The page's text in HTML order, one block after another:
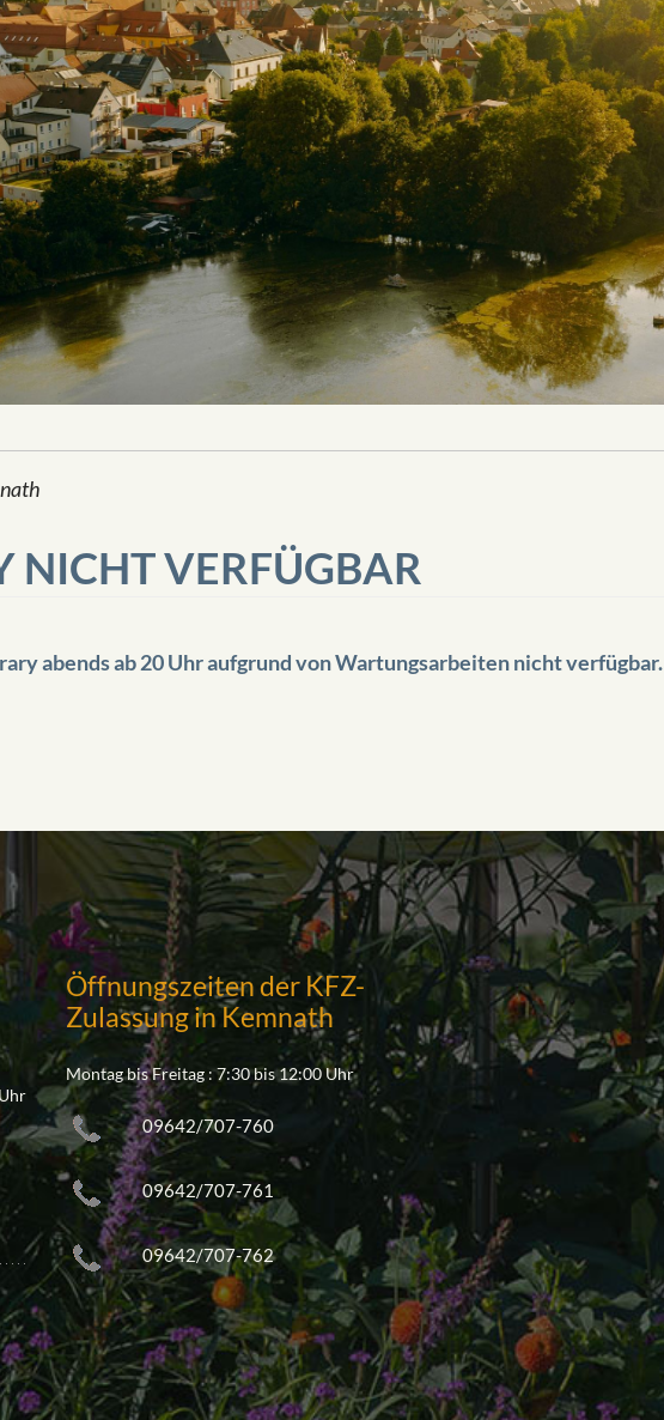
NICHT VERFÜGBAR
abends ab 20 Uhr aufgrund von Wartungsarbeiten nicht verfügbar.
Öffnungszeiten der KFZ-
Zulassung in Kemnath
Montag bis Freitag : 7:30 bis 12:00 Uhr
09642/707-760
09642/707-761
09642/707-762